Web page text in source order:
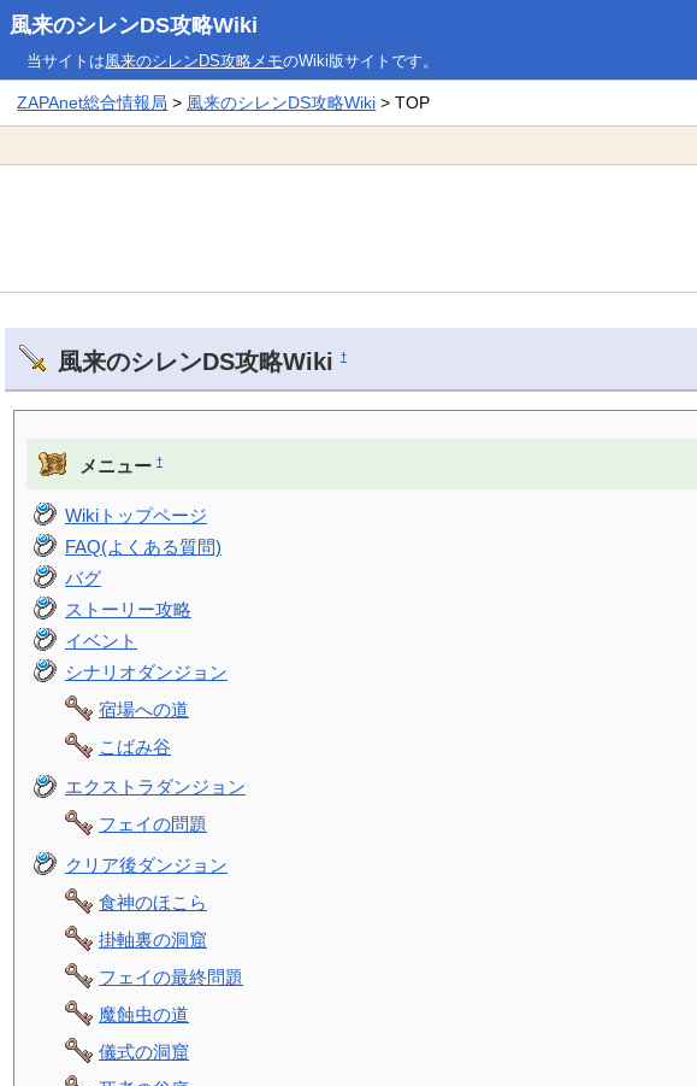
風来のシレンDS攻略Wiki
当サイトは風来のシレンDS攻略メモのWiki版サイトです。
ZAPAnet総合情報局 > 風来のシレンDS攻略Wiki > TOP
風来のシレンDS攻略Wiki †
メニュー †
Wikiトップページ
FAQ(よくある質問)
バグ
ストーリー攻略
イベント
シナリオダンジョン
宿場への道
こばみ谷
エクストラダンジョン
フェイの問題
クリア後ダンジョン
食神のほこら
掛軸裏の洞窟
フェイの最終問題
魔蝕虫の道
儀式の洞窟